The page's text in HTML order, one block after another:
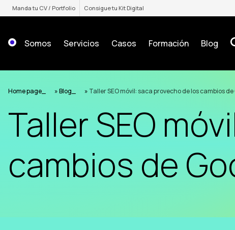
Saltar
al
Manda tu CV / Portfolio Consigue tu Kit Digital
Somos Servicios Casos Formación Blog
Home page »Blog » Taller SEO móvil: saca provecho de los cambios
Taller SEO
cambios de